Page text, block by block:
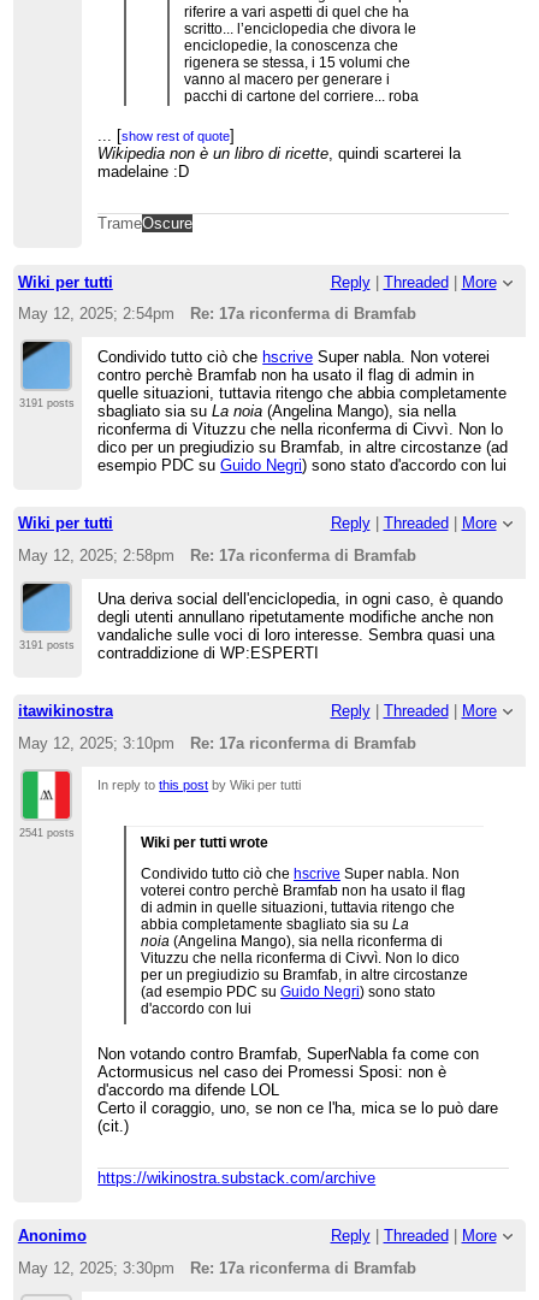
riferire a vari aspetti di quel che ha
scritto... l’enciclopedia che divora le
enciclopedie, la conoscenza che
rigenera se stessa, i 15 volumi che
vanno al macero per generare i
pacchi di cartone del corriere... roba
Ha varie chiavi di lettura.
Se ha varie chiavi di lettura, è enigmatico. Un'altra
perduti: il vecchio libro ritrovato di Bramfab è
... [show rest of quote]
Wikipedia non è un libro di ricette, quindi scarterei la
madelaine :D
TrameOscure
Wiki per tutti Reply| Threaded | More
May 12, 2025; 2:54pm
Re: 17a riconferma di Bramfab
3191 posts
Condivido tutto ciò che hscrive Super nabla. Non voterei
contro perchè Bramfab non ha usato il flag di admin in
quelle situazioni, tuttavia ritengo che abbia completamente
sbagliato sia suLa noia (Angelina Mango), sia nella
riconferma di Vituzzu che nella riconferma di Civvì. Non lo
dico per un pregiudizio su Bramfab, in altre circostanze (ad
esempio PDC suGuido Negri) sono stato d'accordo con lui
Wiki per tutti Reply| Threaded
More
May 12, 2025; 2:58pm
Re: 17a riconferma di Bramfab
3191 posts
Una deriva social dell'enciclopedia, in ogni caso, è quando
degli utenti annullano ripetutamente modifiche anche non
vandaliche sulle voci di loro interesse. Sembra quasi una
contraddizione di WP:ESPERTI
itawikinostra Reply| Threaded
More
May 12, 2025; 3:10pm
Re: 17a riconferma di Bramfab
2541 posts
In reply tothis post by Wiki per tutti
Wiki per tutti wrote
Condivido tutto ciò chehscrive Super nabla. Non
voterei contro perchè Bramfab non ha usato il flag
di admin in quelle situazioni, tuttavia ritengo che
abbia completamente sbagliato sia suLa
noia (Angelina Mango), sia nella riconferma di
Vituzzu che nella riconferma di Civvì. Non lo dico
per un pregiudizio su Bramfab, in altre circostanze
(ad esempio PDC suGuido Negri) sono stato
d'accordo con lui
Non votando contro Bramfab, SuperNabla fa come con
Actormusicus nel caso dei Promessi Sposi: non è
d'accordo ma difende LOL
Certo il coraggio, uno, se non ce l'ha, mica se lo può dare
(cit.)
https://wikinostra.substack.com/archive
Anonimo Reply| Threaded
More
May 12, 2025; 3:30pm
Re: 17a riconferma di Bramfab